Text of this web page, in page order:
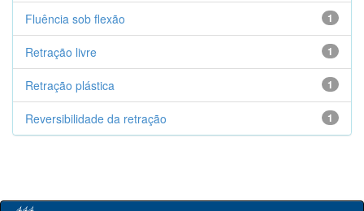
1
Fluência sob flexão
1
Retração livre
1
Retração plástica
1
Reversibilidade da retração